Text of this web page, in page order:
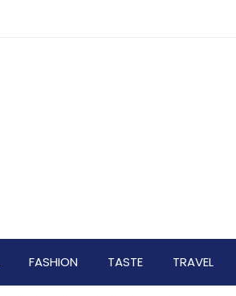
FASHION TASTE TRAVEL